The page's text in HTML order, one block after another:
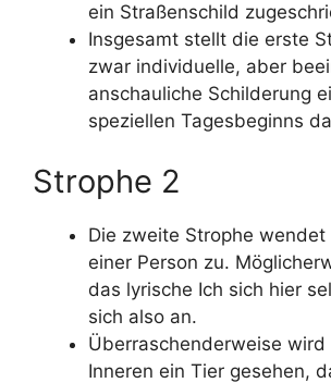
ein Straßenschild
Insgesamt stellt die erste
zwar individuelle, aber
anschauliche Schilderung
speziellen Tagesbeginns
Strophe 2
Die zweite Strophe wendet
einer Person zu.
das lyrische Ich sich hier
sich also an.
Überraschenderweise wird
Inneren ein Tier gesehen,